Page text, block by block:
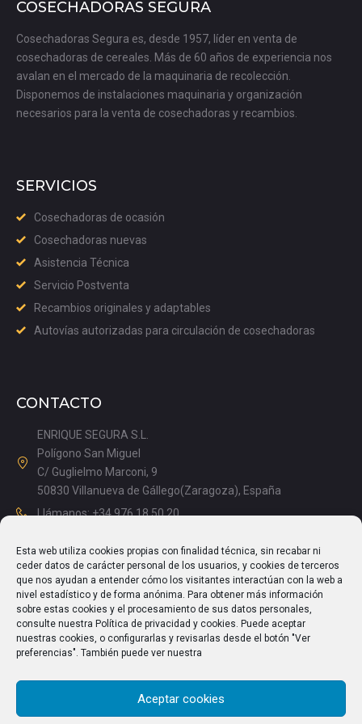
Esta web utiliza cookies propias con finalidad técnica, sin recabar ni
ceder datos de carácter personal de los usuarios, y cookies de terceros
que nos ayudan a entender cómo los visitantes interactúan con la web a
nivel estadístico y de forma anónima. Para obtener más información
sobre estas cookies y el procesamiento de sus datos personales,
consulte nuestra Política de privacidad y cookies. Puede aceptar
nuestras cookies, o configurarlas y revisarlas desde el botón "Ver
preferencias". También puede ver nuestra
Aceptar cookies
COSECHADORAS SEGURA
Cosechadoras Segura es, desde 1957, líder en venta de
cosechadoras de cereales. Más de 60 años de experiencia nos
avalan en el mercado de la maquinaria de recolección.
Disponemos de instalaciones maquinaria y organización
necesarios para la venta de cosechadoras y recambios.
SERVICIOS
Cosechadoras de ocasión
Cosechadoras nuevas
Asistencia Técnica
Servicio Postventa
Recambios originales y adaptables
Autovías autorizadas para circulación de cosechadoras
CONTACTO
ENRIQUE SEGURA S.L.
Polígono San Miguel
C/ Guglielmo Marconi, 9
50830 Villanueva de Gállego(Zaragoza), España
Llámanos: +34 976 18 50 20
Tardes: 14.00 – 17.15
info@enriquesegura.com
TEXTOS LEGALES
Aviso Legal
Política de Privacidad